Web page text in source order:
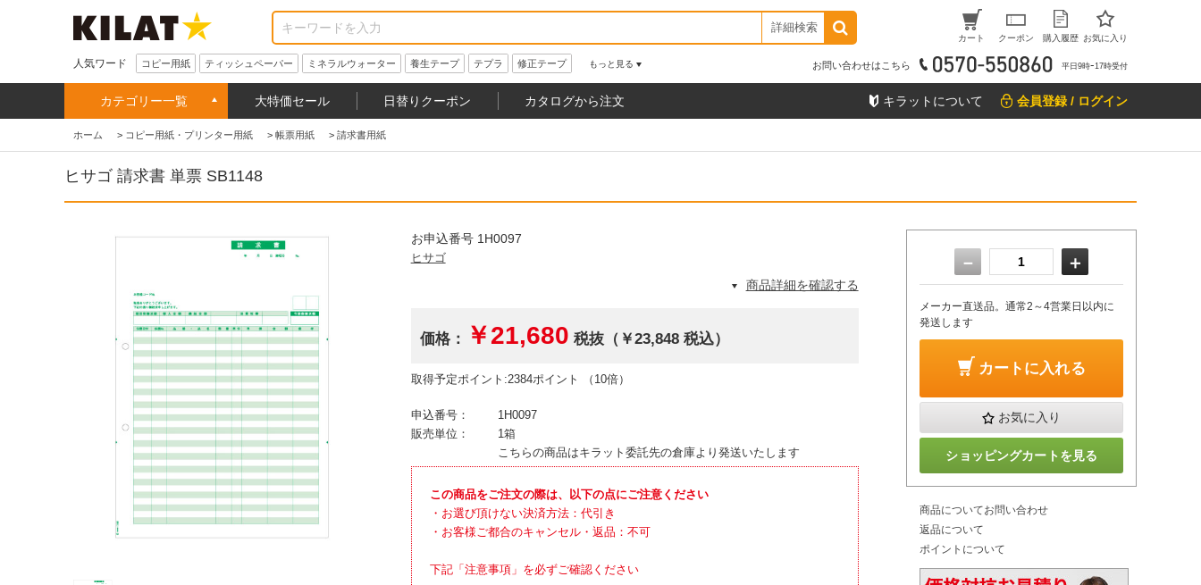
詳細検索
カート クーポン 購入履歴 お気に入り
人気ワード コピー用紙 ティッシュペーパー ミネラルウォーター 養生テープ テプラ 修正テープ もっと見る お問い合わせはこちら 平日9時ｰ17時受付
カテゴリー一覧 大特価セール 日替りクーポン カタログから注文 キラットについて 会員登録 / ログイン
ホーム > コピー用紙・プリンター用紙 > 帳票用紙 > 請求書用紙
ヒサゴ 請求書 単票 SB1148
お申込番号 1H0097
ヒサゴ
商品詳細を確認する
価格： ￥21,680 税抜（￥23,848 税込）
取得予定ポイント:2384ポイント （10倍）
申込番号：
1H0097
販売単位：
1箱
こちらの商品はキラット委託先の倉庫より発送いたします
この商品をご注文の際は、以下の点にご注意ください
・お選び頂けない決済方法：代引き
・お客様ご都合のキャンセル・返品：不可
下記「注意事項」を必ずご確認ください
－ ＋
メーカー直送品。通常2～4営業日以内に
発送します
カートに入れる
お気に入り
ショッピングカートを見る
商品についてお問い合わせ
返品について
ポイントについて